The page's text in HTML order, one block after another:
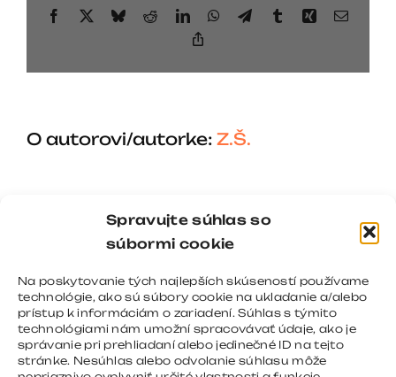
Spravujte súhlas so
súbormi cookie
Na poskytovanie tých najlepších skúseností používame
technológie, ako sú súbory cookie na ukladanie a/alebo
prístup k informáciám o zariadení. Súhlas s týmito
technológiami nám umožní spracovávať údaje, ako je
správanie pri prehliadaní alebo jedinečné ID na tejto
stránke. Nesúhlas alebo odvolanie súhlasu môže
Facebook BlueskyRedditLinkedInWhatsApp
TelegramTumblrXingEmail
O autorovi/autorke: Z.Š.